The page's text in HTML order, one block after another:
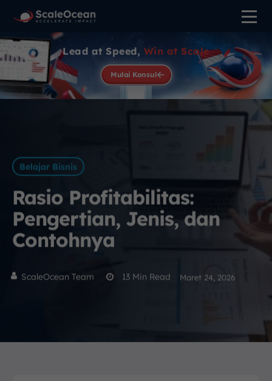
Lead at Speed, Win at Scale
Mulai Konsul
Belajar Bisnis
Rasio Profitabilitas:
Pengertian, Jenis, dan
Contohnya
ScaleOcean Team 13 Min Read Maret 24, 2026